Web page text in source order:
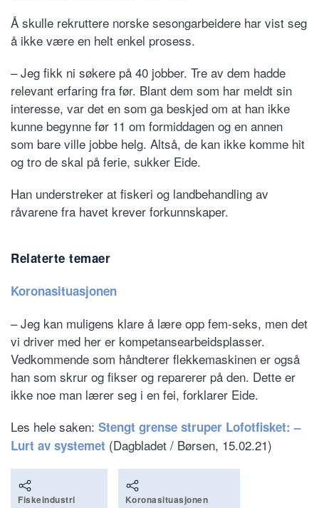
Å skulle rekruttere norske sesongarbeidere har vist seg
å ikke være en helt enkel prosess.
– Jeg fikk ni søkere på 40 jobber. Tre av dem hadde
relevant erfaring fra før. Blant dem som har meldt sin
interesse, var det en som ga beskjed om at han ikke
kunne begynne før 11 om formiddagen og en annen
som bare ville jobbe helg. Altså, de kan ikke komme hit
og tro de skal på ferie, sukker Eide.
Han understreker at fiskeri og landbehandling av
råvarene fra havet krever forkunnskaper.
Relaterte temaer
Koronasituasjonen
– Jeg kan muligens klare å lære opp fem-seks, men det
vi driver med her er kompetansearbeidsplasser.
Vedkommende som håndterer flekkemaskinen er også
han som skrur og fikser og reparerer på den. Dette er
ikke noe man lærer seg i en fei, forklarer Eide.
Les hele saken: Stengt grense struper Lofotfisket: –
Lurt av systemet (Dagbladet / Børsen, 15.02.21)
Fiskeindustri Koronasituasjonen